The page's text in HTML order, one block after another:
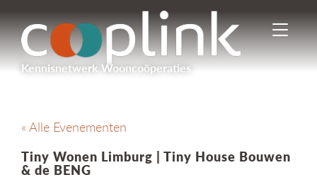
Kennisnetwerk Wooncoöperaties
I
n
-
h
« Alle Evenementen
Tiny Wonen Limburg | Tiny House Bouwen
& de BENG